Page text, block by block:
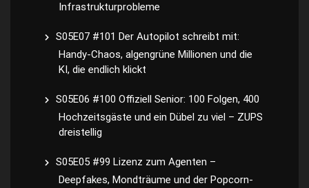
Infrastrukturprobleme
S05E07 #101 Der Autopilot schreibt mit:
Handy-Chaos, algengrüne Millionen und die
KI, die endlich klickt
S05E06 #100 Offiziell Senior: 100 Folgen, 400
Hochzeitsgäste und ein Dübel zu viel – ZUPS
dreistellig
S05E05 #99 Lizenz zum Agenten –
Deepfakes, Mondträume und der Popcorn-